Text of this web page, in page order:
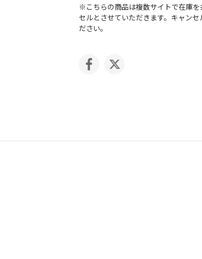
※こちらの商品は複数サイトで在庫
セルとさせていただきます。キャン
ださい。